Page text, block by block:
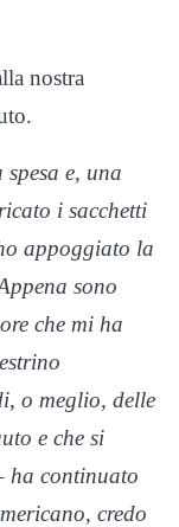
nostra
e, una
i sacchetti
appoggiato la
sono
che mi ha
o meglio, delle
e che si
ha continuato
credo